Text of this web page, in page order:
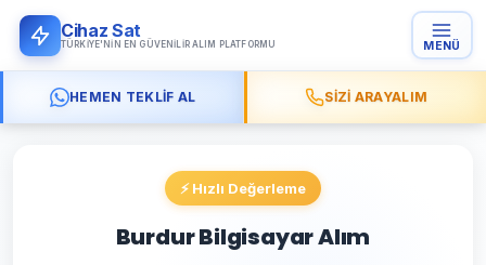
Cihaz Sat
TÜRKIYE'NIN EN GÜVENILIR ALIM PLATFORMU MENÜ
HEMEN TEKLIF AL SIZI ARAYALIM
⚡ Hızlı Değerleme
Burdur Bilgisayar Alım